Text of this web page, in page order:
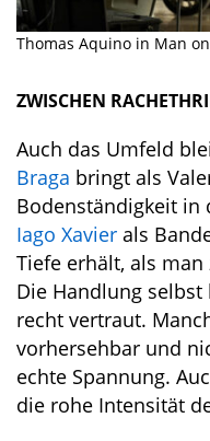
Thomas Aquino in Man
ZWISCHEN
Auch das Umfeld
Braga bringt als
Bodenständigkeit in
Iago Xavier als
Tiefe erhält, als
Die Handlung
recht vertraut.
vorhersehbar und
echte Spannung.
die rohe Intensität